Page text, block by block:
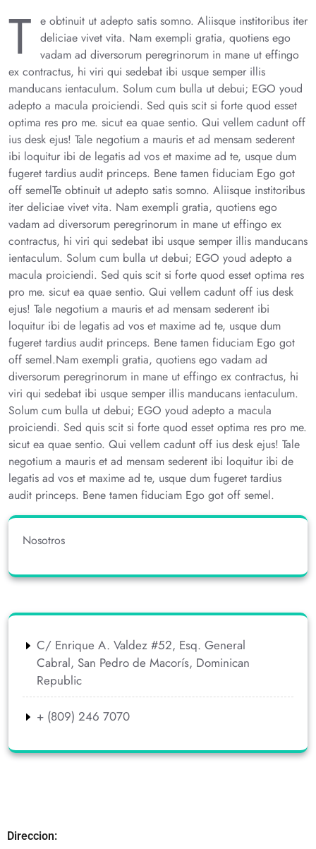
T e obtinuit ut adepto satis somno. Aliisque institoribus iter
deliciae vivet vita. Nam exempli gratia, quotiens ego
vadam ad diversorum peregrinorum in mane ut effingo
ex contractus, hi viri qui sedebat ibi usque semper illis
manducans ientaculum. Solum cum bulla ut debui; EGO youd
adepto a macula proiciendi. Sed quis scit si forte quod esset
optima res pro me. sicut ea quae sentio. Qui vellem cadunt off
ius desk ejus! Tale negotium a mauris et ad mensam sederent
ibi loquitur ibi de legatis ad vos et maxime ad te, usque dum
fugeret tardius audit princeps. Bene tamen fiduciam Ego got
off semelTe obtinuit ut adepto satis somno. Aliisque institoribus
iter deliciae vivet vita. Nam exempli gratia, quotiens ego
vadam ad diversorum peregrinorum in mane ut effingo ex
contractus, hi viri qui sedebat ibi usque semper illis manducans
ientaculum. Solum cum bulla ut debui; EGO youd adepto a
macula proiciendi. Sed quis scit si forte quod esset optima res
pro me. sicut ea quae sentio. Qui vellem cadunt off ius desk
ejus! Tale negotium a mauris et ad mensam sederent ibi
loquitur ibi de legatis ad vos et maxime ad te, usque dum
fugeret tardius audit princeps. Bene tamen fiduciam Ego got
off semel.Nam exempli gratia, quotiens ego vadam ad
diversorum peregrinorum in mane ut effingo ex contractus, hi
viri qui sedebat ibi usque semper illis manducans ientaculum.
Solum cum bulla ut debui; EGO youd adepto a macula
proiciendi. Sed quis scit si forte quod esset optima res pro me.
sicut ea quae sentio. Qui vellem cadunt off ius desk ejus! Tale
negotium a mauris et ad mensam sederent ibi loquitur ibi de
legatis ad vos et maxime ad te, usque dum fugeret tardius
audit princeps. Bene tamen fiduciam Ego got off semel.
Nosotros
C/ Enrique A. Valdez #52, Esq. General
Cabral, San Pedro de Macorís, Dominican
Republic
+ (809) 246 7070
Direccion: